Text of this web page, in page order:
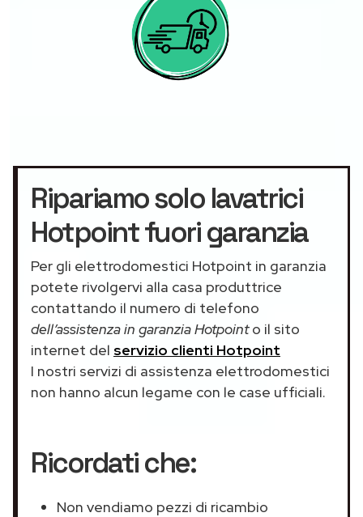
Ripariamo solo lavatrici
Hotpoint fuori garanzia
Per gli elettrodomestici Hotpoint in garanzia
potete rivolgervi alla casa produttrice
contattando il numero di telefono
dell’assistenza in garanzia Hotpointo il sito
internet del servizio clienti Hotpoint
I nostri servizi di assistenza elettrodomestici
non hanno alcun legame con le case ufficiali.
Ricordati che:
Non vendiamo pezzi di ricambio